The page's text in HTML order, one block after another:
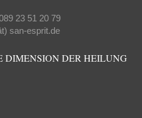
23 51 20 79
san-esprit.de
DER HEILUNG